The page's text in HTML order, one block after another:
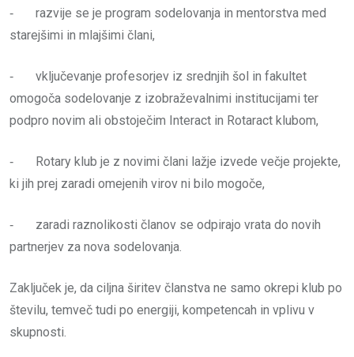
‐ razvije se je program sodelovanja in mentorstva med
starejšimi in mlajšimi člani,
‐ vključevanje profesorjev iz srednjih šol in fakultet
omogoča sodelovanje z izobraževalnimi institucijami ter
podpro novim ali obstoječim Interact in Rotaract klubom,
‐ Rotary klub je z novimi člani lažje izvede večje projekte,
ki jih prej zaradi omejenih virov ni bilo mogoče,
‐ zaradi raznolikosti članov se odpirajo vrata do novih
partnerjev za nova sodelovanja.
Zaključek je, da ciljna širitev članstva ne samo okrepi klub po
številu, temveč tudi po energiji, kompetencah in vplivu v
skupnosti.